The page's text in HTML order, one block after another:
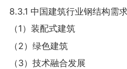
8.3.1 中国建筑行业钢结构需
（1）装配式建筑
（2）绿色建筑
（3）技术融合发展